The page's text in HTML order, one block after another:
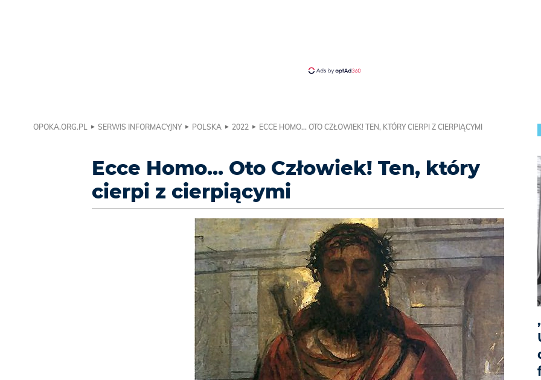
OPOKA.ORG.PL SERWIS INFORMACYJNY POLSKA 2022 ECCE HOMO... OTO CZŁOWIEK! TEN, KTÓRY CIERPI Z CIERPIĄCYMI
Ecce Homo... Oto Człowiek! Ten, który
cierpi z cierpiącymi